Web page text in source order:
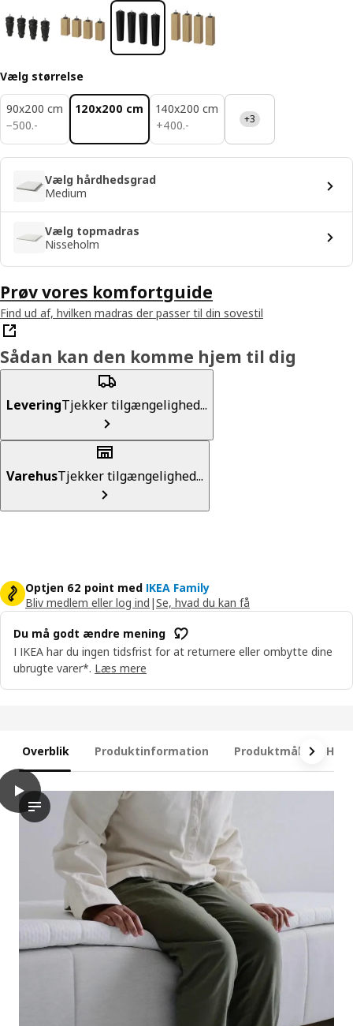
Vælg størrelse
90x200 cm
−500.-
500.-
120x200 cm
140x200 cm
+400.-
400.- +3
Vælg hårdhedsgrad
Medium
Vælg topmadras
Nisseholm
Prøv vores komfortguide
Find ud af, hvilken madras der passer til din sovestil
Sådan kan den komme hjem til dig
LeveringTjekker tilgængelighed...
VarehusTjekker tilgængelighed...
Optjen 62 point med IKEA Family
Bliv medlem eller log ind |Se, hvad du kan få
Du må godt ændre mening
I IKEA har du ingen tidsfrist for at returnere eller ombytte dine
ubrugte varer*. Læs mere
Overblik Produktinformation Produktmål
play
Videoen viser en demonstration af RENFJÄLLET
RENFJÄLLET Boxmadras med pocketfjedre